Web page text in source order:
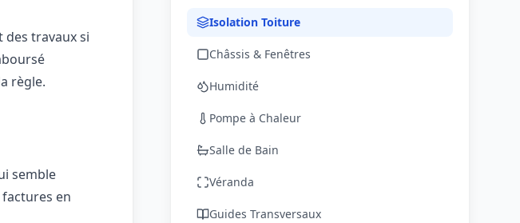
des travaux si
règle.
semble
en
Isolation Toiture
Châssis & Fenêtres
Humidité
Pompe à Chaleur
Salle de Bain
Véranda
Guides Transversaux